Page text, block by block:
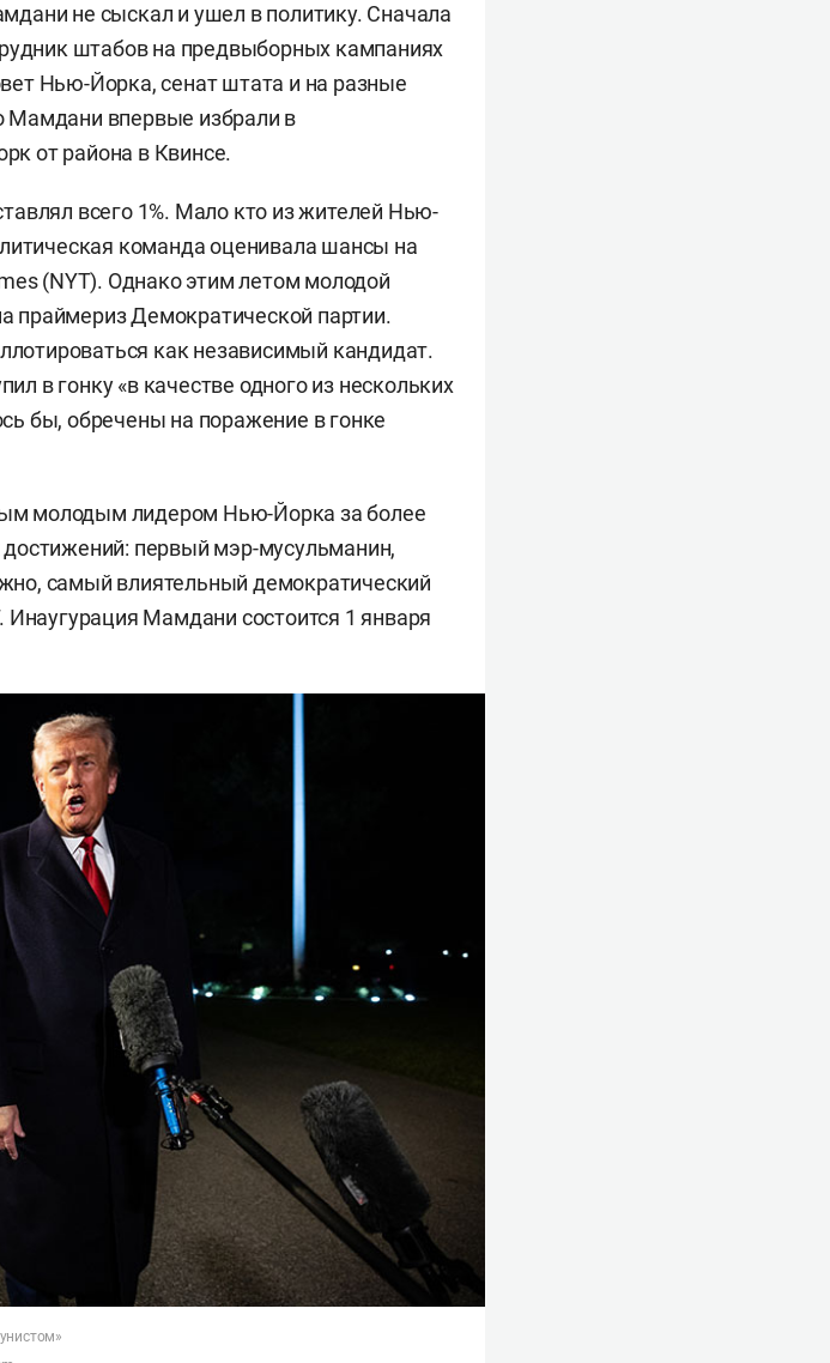
не сыскал и ушел в политику. Сначала
штабов на предвыборных кампаниях
Нью-Йорка, сенат штата и на разные
Мамдани впервые избрали в
от района в Квинсе.
всего 1%. Мало кто из жителей Нью-
команда оценивала шансы на
(NYT). Однако этим летом молодой
праймериз Демократической партии.
как независимый кандидат.
в гонку «в качестве одного из нескольких
бы, обречены на поражение в гонке
молодым лидером Нью-Йорка за более
первый мэр-мусульманин,
самый влиятельный демократический
Инаугурация Мамдани состоится 1 января